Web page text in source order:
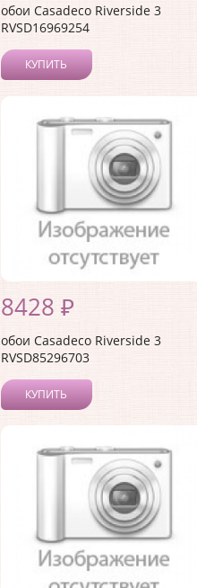
обои Casadeco Riverside 3
RVSD16969254
КУПИТЬ
8428 ₽
обои Casadeco Riverside 3
RVSD85296703
КУПИТЬ